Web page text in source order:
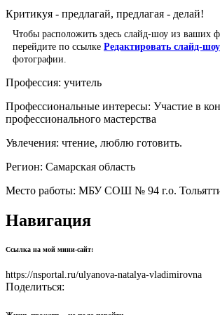
Критикуя - предлагай, предлагая - делай!
Чтобы расположить здесь слайд-шоу из ваших
перейдите по ссылке Редактировать слайд-шоу
фотографии.
Профессия: учитель
Профессиональные интересы: Участие в
профессионального мастерства
Увлечения: чтение, люблю готовить.
Регион: Самарская область
Место работы: МБУ СОШ № 94 г.о.
Навигация
Ссылка на мой мини-сайт:
https://nsportal.ru/ulyanova-natalya-vladimirovna
Поделиться: